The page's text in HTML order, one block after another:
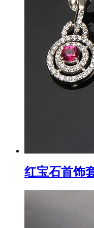
红宝石首饰